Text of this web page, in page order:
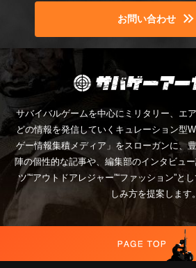
お問い合わせ
サバイバルゲームを中心にミリタリー、エ
どの情報を発信していくキュレーション型
ゲー情報集積メディア」をスローガンに、
陣の個性的な記事や、編集部のインタビュ
ツ”“アウトドアレジャー”“ファッション”と
しみ方を提案します。